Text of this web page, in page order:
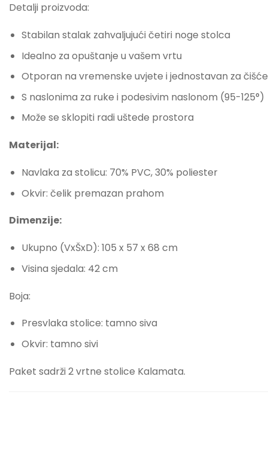
Detalji proizvoda:
Stabilan stalak zahvaljujući četiri noge stolca
Idealno za opuštanje u vašem vrtu
Otporan na vremenske uvjete i jednostavan za
S naslonima za ruke i podesivim naslonom (95-125°)
Može se sklopiti radi uštede prostora
Materijal:
Navlaka za stolicu: 70% PVC, 30% poliester
Okvir: čelik premazan prahom
Dimenzije:
Ukupno (VxŠxD): 105 x 57 x 68 cm
Visina sjedala: 42 cm
Boja:
Presvlaka stolice: tamno siva
Okvir: tamno sivi
Paket sadrži 2 vrtne stolice Kalamata.